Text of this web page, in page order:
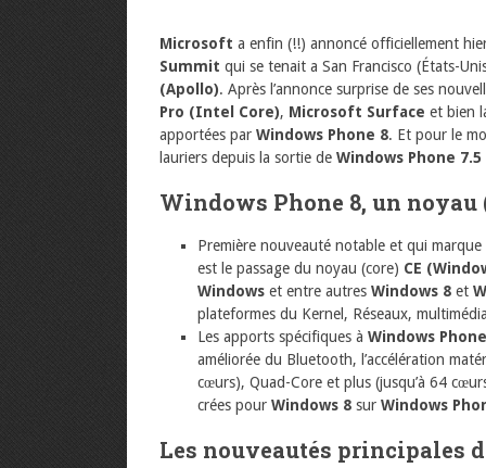
Microsoft a enfin (!!) annoncé officiellement
Summit qui se tenait a San Francisco (États-
(Apollo). Après l’annonce surprise de ses
Pro (Intel Core), Microsoft Surface et bien
apportées par Windows Phone 8. Et pour le
lauriers depuis la sortie de Windows Phone
Windows Phone 8, un
Première nouveauté notable et qui
est le passage du noyau (core) CE
Windows et entre autres Windows 8 et
plateformes du Kernel, Réseaux,
Les apports spécifiques à Windows
améliorée du Bluetooth, l’accélération
cœurs), Quad-Core et plus (jusqu’à 64
crées pour Windows 8 sur Windows
Les nouveautés principales